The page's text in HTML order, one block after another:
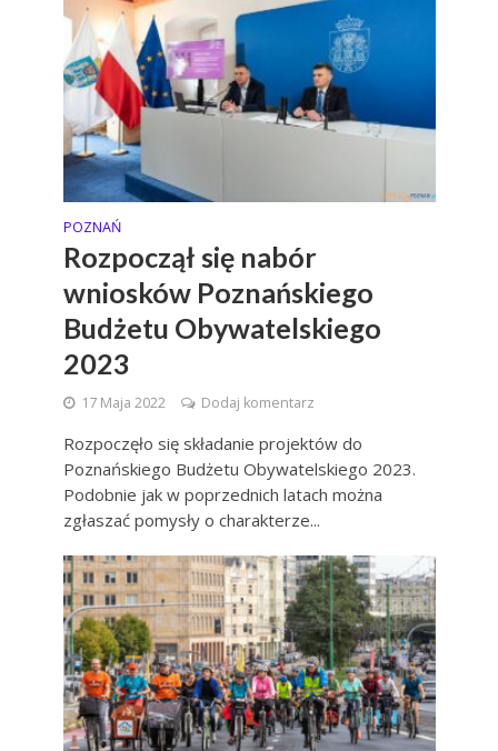
POZNAŃ
Rozpoczął się nabór
wniosków Poznańskiego
Budżetu Obywatelskiego
2023
17 Maja 2022 Dodaj komentarz
Rozpoczęło się składanie projektów do
Poznańskiego Budżetu Obywatelskiego 2023.
Podobnie jak w poprzednich latach można
zgłaszać pomysły o charakterze...